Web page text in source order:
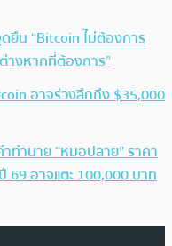
ยืน “Bitcoin ไม่ต้องการ
างหากที่ต้องการ”
อาจร่วงลึกถึง $35,000
ทำนาย “หมอปลาย” ราคา
69 อาจแตะ 100,000 บาท